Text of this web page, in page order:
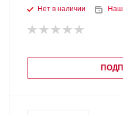
Нет в наличии